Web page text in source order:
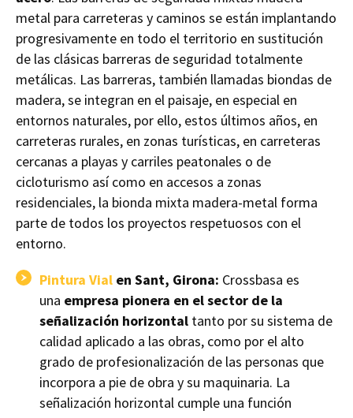
metal para carreteras y caminos se están implantando
progresivamente en todo el territorio en sustitución
de las clásicas barreras de seguridad totalmente
metálicas. Las barreras, también llamadas biondas de
madera, se integran en el paisaje, en especial en
entornos naturales, por ello, estos últimos años, en
carreteras rurales, en zonas turísticas, en carreteras
cercanas a playas y carriles peatonales o de
cicloturismo así como en accesos a zonas
residenciales, la bionda mixta madera-metal forma
parte de todos los proyectos respetuosos con el
entorno.
Pintura Vial en Sant, Girona: Crossbasa es
una empresa pionera en el sector de la
señalización horizontal tanto por su sistema de
calidad aplicado a las obras, como por el alto
grado de profesionalización de las personas que
incorpora a pie de obra y su maquinaria. La
señalización horizontal cumple una función